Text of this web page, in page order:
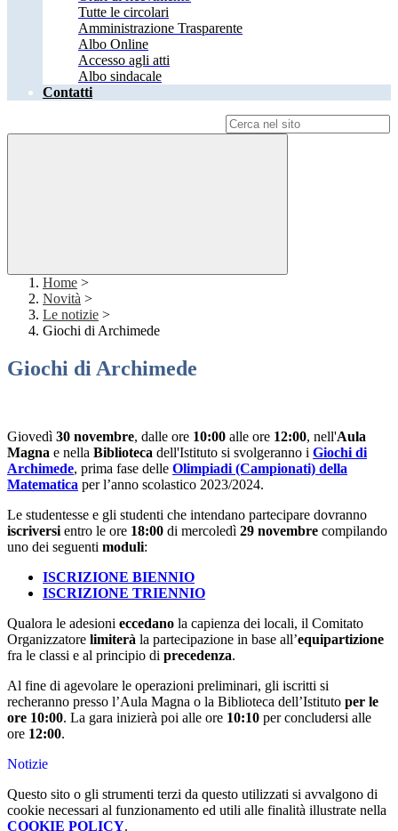
Tutte le circolari
Amministrazione Trasparente
Albo Online
Accesso agli atti
Albo sindacale
Contatti
Home >
Novità >
Le notizie >
Giochi di Archimede
Giochi di Archimede
Giovedì 30 novembre, dalle ore 10:00 alle ore 12:00, nell'Aula
Magna e nella Biblioteca dell'Istituto si svolgeranno i Giochi di
Archimede, prima fase delle Olimpiadi (Campionati) della
Matematica per l’anno scolastico 2023/2024.
Le studentesse e gli studenti che intendano partecipare dovranno
iscriversi entro le ore 18:00 di mercoledì 29 novembre compilando
uno dei seguenti moduli:
ISCRIZIONE BIENNIO
ISCRIZIONE TRIENNIO
Qualora le adesioni eccedano la capienza dei locali, il Comitato
Organizzatore limiterà la partecipazione in base all’equipartizione
fra le classi e al principio di precedenza.
Al fine di agevolare le operazioni preliminari, gli iscritti si
recheranno presso l’Aula Magna o la Biblioteca dell’Istituto per le
ore 10:00. La gara inizierà poi alle ore 10:10 per concludersi alle
ore 12:00.
Notizie
Questo sito o gli strumenti terzi da questo utilizzati si avvalgono di
cookie necessari al funzionamento ed utili alle finalità illustrate nella
COOKIE POLICY.